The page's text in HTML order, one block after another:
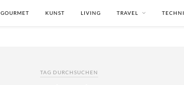
GOURMET KUNST LIVING TRAVEL
TAG DURCHSUCHEN